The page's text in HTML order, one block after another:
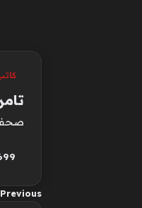
12٬699
Previous